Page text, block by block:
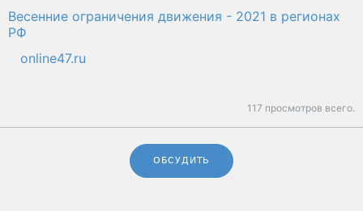
Весенние ограничения движения - 2021 в регионах
РФ
online47.ru
117 просмотров всего.
ОБСУДИТЬ